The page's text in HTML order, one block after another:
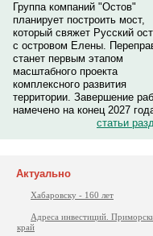
Группа компаний "Остов"
планирует построить мост,
который свяжет Русский
с островом Елены.
станет первым этапом
масштабного проекта
комплексного развития
территории. Завершение
намечено на конец 2027
статьи
Актуально
Хабаровску - 160 лет
Адреса инвестиций.
край